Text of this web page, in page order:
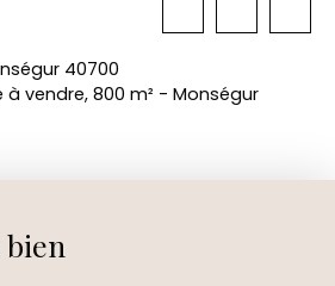
40700
vendre, 800 m² - Monségur